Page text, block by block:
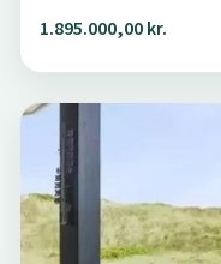
1.895.000,00 kr.